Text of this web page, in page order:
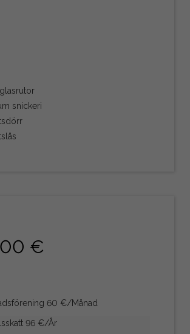
snickeri
€
60 €/Månad
96 €/År